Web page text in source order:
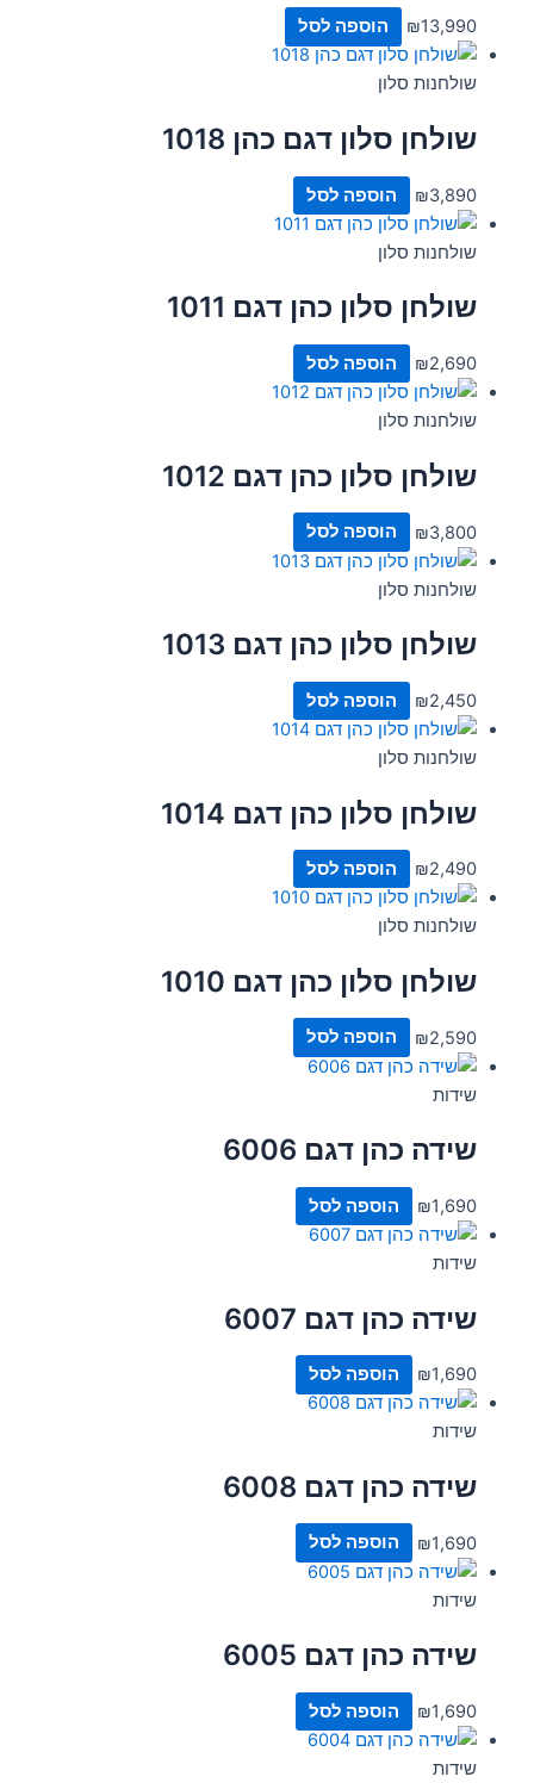
₪13,990 הוספה לסל
שולחנות סלון
שולחן סלון דגם כהן 1018
₪3,890 הוספה לסל
שולחנות סלון
שולחן סלון כהן דגם 1011
₪2,690 הוספה לסל
שולחנות סלון
שולחן סלון כהן דגם 1012
₪3,800 הוספה לסל
שולחנות סלון
שולחן סלון כהן דגם 1013
₪2,450 הוספה לסל
שולחנות סלון
שולחן סלון כהן דגם 1014
₪2,490 הוספה לסל
שולחנות סלון
שולחן סלון כהן דגם 1010
₪2,590 הוספה לסל
שידות
שידה כהן דגם 6006
₪1,690 הוספה לסל
שידות
שידה כהן דגם 6007
₪1,690 הוספה לסל
שידות
שידה כהן דגם 6008
₪1,690 הוספה לסל
שידות
שידה כהן דגם 6005
₪1,690 הוספה לסל
שידות